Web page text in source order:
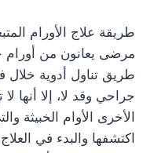
طريقة علاج الأورام
مرضى يعانون من أورام
طريق تناول أدوية خلال
جراحي وقد لا، إلا أنها
الأخرى الأوام الخبيثة
اكتشفها والبدء في